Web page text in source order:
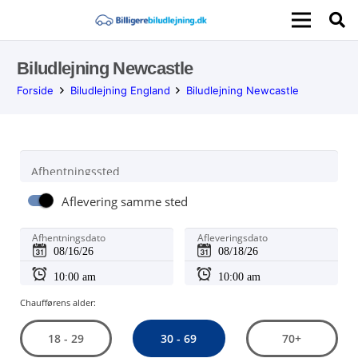
Biludlejning Newcastle
Forside Biludlejning England Biludlejning Newcastle
Afhentningssted
Aflevering samme sted
Afhentningsdato Afleveringsdato
Chaufførens alder:
18 - 29 30 - 69 70+